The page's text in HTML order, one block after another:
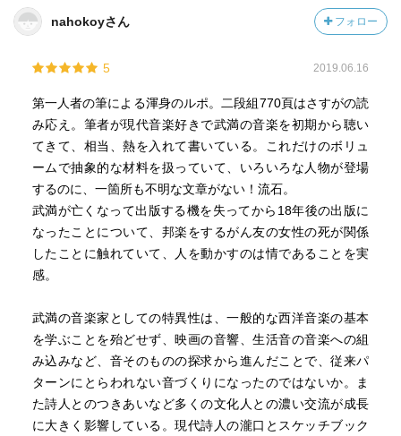
ち）に対する鋭い感受性と洞察、そして何より「ノヴェン
バー」後も含む、人生を通した音楽的な変転など・・・。
わさる、その深掘りぶりには圧倒された。
しかし本の2/3辺りまで来たところで、突如として武満氏が
亡くなってしまう。インタビューが柱の連載ゆえ・・・と
いうか、著者自身これからあれも訊こう、これも訊こうと
思っていた矢先のできごとで、相当な衝撃を受けたらし
い。一読者としても、その巨大な思索が永遠に喪われてし
まったことに改めて思いを致さずにはいられない。
そこから先は遺されたインタビューをテーマ毎に配置した
まった。
ともあれ雑誌の連載は最後（がどこなのかはともかく）ま
で続けられた。単行本化もゲラ刷りの状態までは進んだら
しいが、その後18年も寝かされたままだったのだという。
それほど、立花氏のショックが大きかったのである。
nahokoyさん フォロー
5 2019.06.16
第一人者の筆による渾身のルポ。二段組770頁はさすがの読
み応え。筆者が現代音楽好きで武満の音楽を初期から聴い
てきて、相当、熱を入れて書いている。これだけのボリュ
ームで抽象的な材料を扱っていて、いろいろな人物が登場
するのに、一箇所も不明な文章がない！流石。
武満が亡くなって出版する機を失ってから18年後の出版に
なったことについて、邦楽をするがん友の女性の死が関係
したことに触れていて、人を動かすのは情であることを実
感。
武満の音楽家としての特異性は、一般的な西洋音楽の基本
を学ぶことを殆どせず、映画の音響、生活音の音楽への組
み込みなど、音そのものの探求から進んだことで、従来パ
ターンにとらわれない音づくりになったのではないか。ま
た詩人とのつきあいなど多くの文化人との濃い交流が成長
に大きく影響している。現代詩人の瀧口とスケッチブック